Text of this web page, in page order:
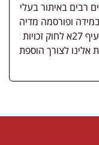
רבים באיתור בעלי
ופורסמה מדיה
שבעליה אינו ידוע, השימוש נעשה לפי סעיף 27א לחוק זכויות
אלינו לצורך הוספת